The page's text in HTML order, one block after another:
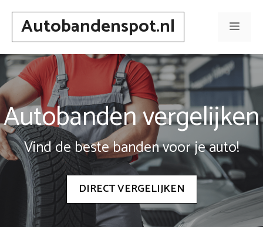
Spring
inhoudAutobandenspot.nl Menu
Autobanden vergelijken
Vind de beste banden voor je auto!
DIRECT VERGELIJKEN